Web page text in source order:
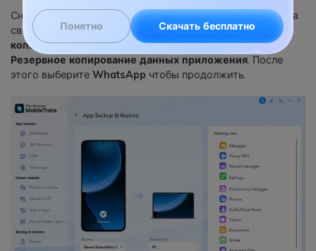
Сначала скачайте, установите и запустите MobileTrans на
своем компьютере. Выберите вариантРезервное
копирование и восстановление, затем выберите
Резервное копирование данных приложения. После
этого выберите WhatsApp чтобы продолжить.
Понятно Скачать бесплатно